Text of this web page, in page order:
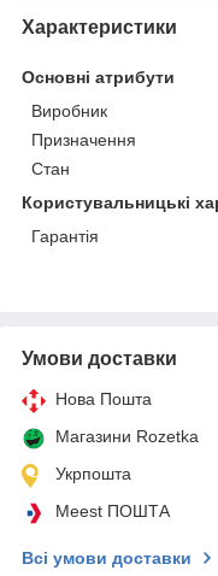
Характеристики
Основні атрибути
Виробник
Призначення
Стан
Користувальницькі
Гарантія
Умови доставки
Нова Пошта
Магазини Rozetka
Укрпошта
Meest ПОШТА
Всі умови доставки